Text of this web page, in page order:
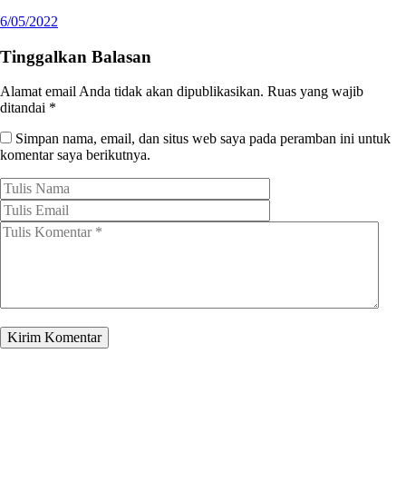
6/05/2022
Tinggalkan Balasan
Alamat email Anda tidak akan dipublikasikan. Ruas yang wajib
ditandai *
Simpan nama, email, dan situs web saya pada peramban ini untuk
komentar saya berikutnya.